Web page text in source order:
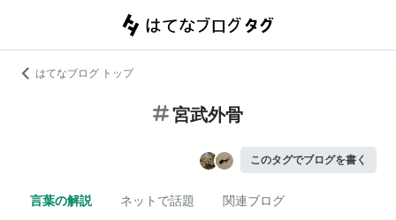
はてなブログ トップ
宮武外骨
このタグでブログを書く
言葉の解説 ネットで話題 関連ブログ